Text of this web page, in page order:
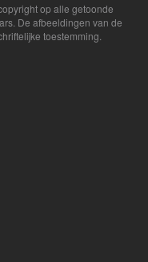
copyright op alle getoonde
De afbeeldingen van de
toestemming.